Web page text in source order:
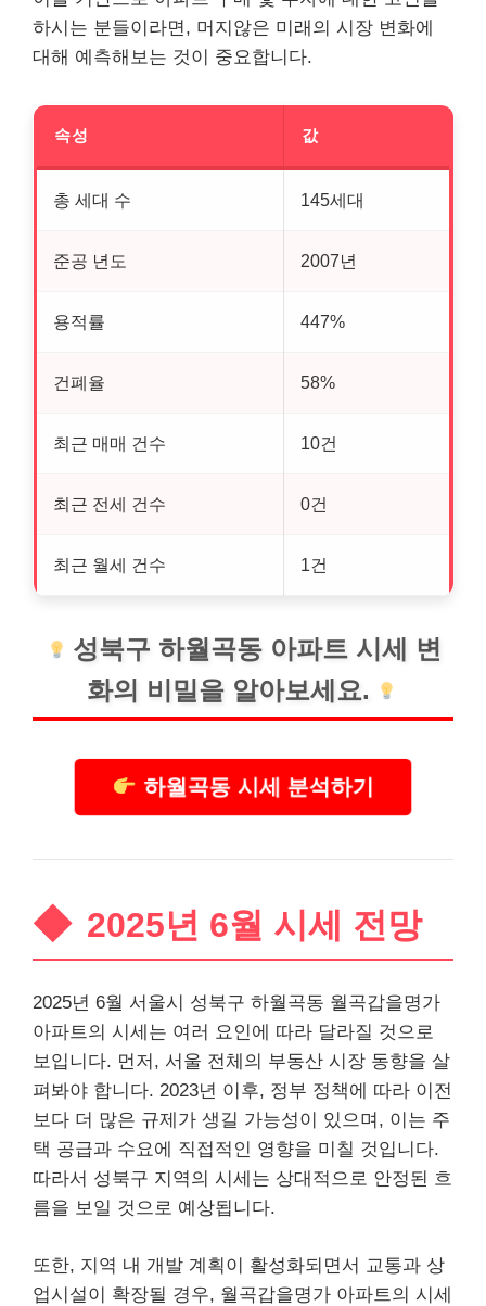
하시는 분들이라면, 머지않은 미래의 시장 변화에
대해 예측해보는 것이 중요합니다.
속성 값
총 세대 수 145세대
준공 년도 2007년
용적률 447%
건폐율 58%
최근 매매 건수 10건
최근 전세 건수 0건
최근 월세 건수 1건
성북구 하월곡동 아파트 시세 변
화의 비밀을 알아보세요.
하월곡동 시세 분석하기
2025년 6월 시세 전망
2025년 6월 서울시 성북구 하월곡동 월곡갑을명가
아파트의 시세는 여러 요인에 따라 달라질 것으로
보입니다. 먼저, 서울 전체의 부동산 시장 동향을 살
펴봐야 합니다. 2023년 이후, 정부 정책에 따라 이전
보다 더 많은 규제가 생길 가능성이 있으며, 이는 주
택 공급과 수요에 직접적인 영향을 미칠 것입니다.
따라서 성북구 지역의 시세는 상대적으로 안정된 흐
름을 보일 것으로 예상됩니다.
또한, 지역 내 개발 계획이 활성화되면서 교통과 상
업시설이 확장될 경우, 월곡갑을명가 아파트의 시세